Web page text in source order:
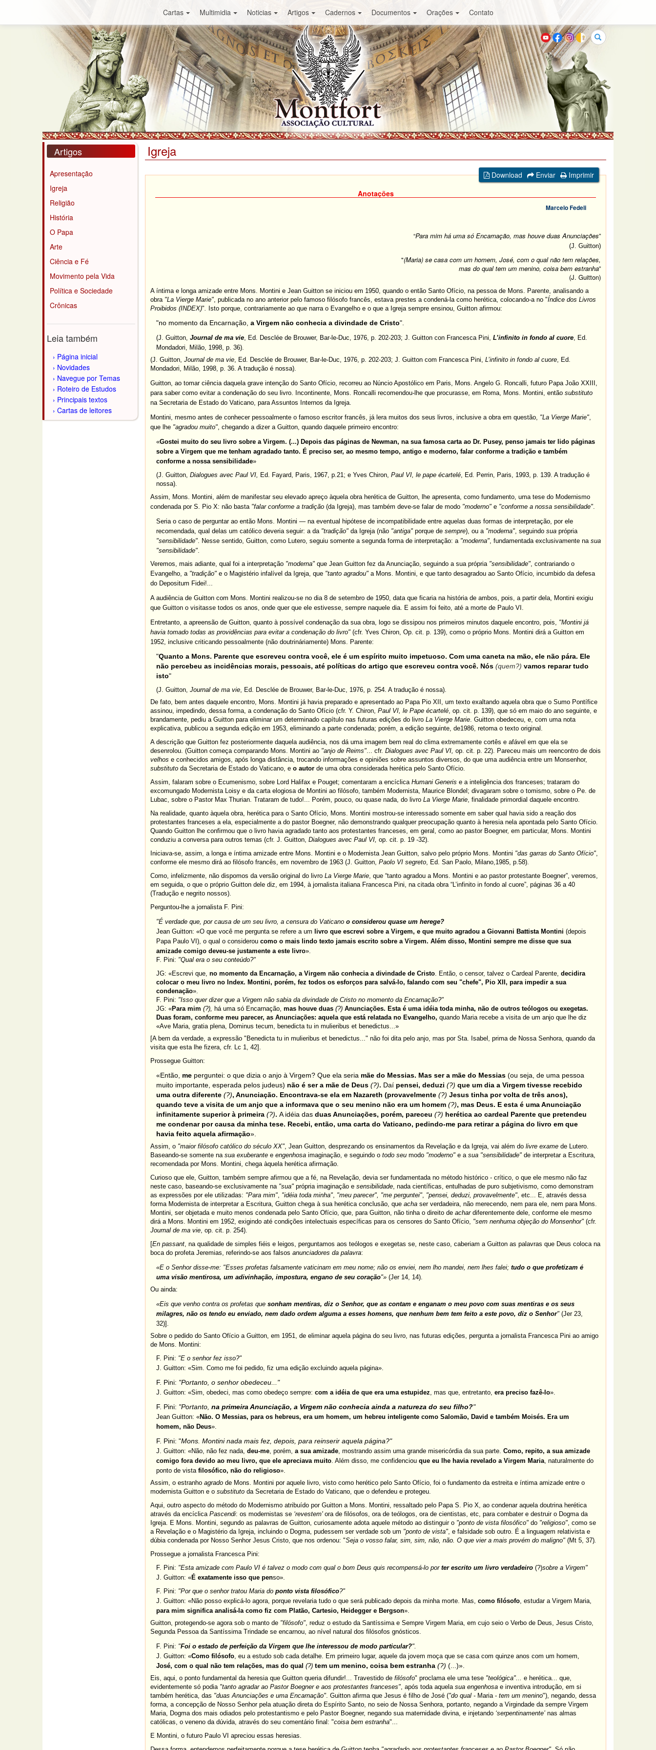
Cartas Multimidia Noticias Artigos Cadernos Documentos Orações Contato
Buscar
Artigos
Apresentação
Igreja
Religião
História
O Papa
Arte
Ciência e Fé
Movimento pela Vida
Política e Sociedade
Crônicas
Leia também
Página inicial
Novidades
Navegue por Temas
Roteiro de Estudos
Principais textos
Cartas de leitores
Igreja
Download Enviar
Imprimir
Anotações
Marcelo Fedeli
“Para mim há uma só Encarnação, mas houve duas Anunciações”
(J. Guitton)
"(Maria) se casa com um homem, José, com o qual não tem relações,
mas do qual tem um menino, coisa bem estranha”
(J. Guitton)
A íntima e longa amizade entre Mons. Montini e Jean Guitton se iniciou em 1950, quando o então Santo Ofício, na pessoa de Mons. Parente, analisando a
obra "La Vierge Marie", publicada no ano anterior pelo famoso filósofo francês, estava prestes a condená-la como herética, colocando-a no "Índice dos Livros
Proibidos (INDEX)". Isto porque, contrariamente ao que narra o Evangelho e o que a Igreja sempre ensinou, Guitton afirmou:
"no momento da Encarnação, a Virgem não conhecia a divindade de Cristo".
(J. Guitton, Journal de ma vie, Ed. Desclée de Brouwer, Bar-le-Duc, 1976, p. 202-203; J. Guitton con Francesca Pini, L’infinito in fondo al cuore, Ed.
Mondadori, Milão, 1998, p. 36).
(J. Guitton, Journal de ma vie, Ed. Desclée de Brouwer, Bar-le-Duc, 1976, p. 202-203; J. Guitton com Francesca Pini, L’infinito in fondo al cuore, Ed.
Mondadori, Milão, 1998, p. 36. A tradução é nossa).
Guitton, ao tomar ciência daquela grave intenção do Santo Ofício, recorreu ao Núncio Apostólico em Paris, Mons. Angelo G. Roncalli, futuro Papa João XXIII,
para saber como evitar a condenação do seu livro. Incontinente, Mons. Roncalli recomendou-lhe que procurasse, em Roma, Mons. Montini, então substituto
na Secretaria de Estado do Vaticano, para Assuntos Internos da Igreja.
Montini, mesmo antes de conhecer pessoalmente o famoso escritor francês, já lera muitos dos seus livros, inclusive a obra em questão, "La Vierge Marie",
que lhe "agradou muito", chegando a dizer a Guitton, quando daquele primeiro encontro:
«Gostei muito do seu livro sobre a Virgem. (...) Depois das páginas de Newman, na sua famosa carta ao Dr. Pusey, penso jamais ter lido páginas
sobre a Virgem que me tenham agradado tanto. É preciso ser, ao mesmo tempo, antigo e moderno, falar conforme a tradição e também
conforme a nossa sensibilidade»
(J. Guitton, Dialogues avec Paul VI, Ed. Fayard, Paris, 1967, p.21; e Yves Chiron, Paul VI, le pape écartelé, Ed. Perrin, Paris, 1993, p. 139. A tradução é
nossa).
Assim, Mons. Montini, além de manifestar seu elevado apreço àquela obra herética de Guitton, lhe apresenta, como fundamento, uma tese do Modernismo
condenada por S. Pio X: não basta"falar conforme a tradição (da Igreja), mas também deve-se falar de modo "moderno" e "conforme a nossa sensibilidade".
Seria o caso de perguntar ao então Mons. Montini — na eventual hipótese de incompatibilidade entre aquelas duas formas de interpretação, por ele
recomendada, qual delas um católico deveria seguir: a da "tradição" da Igreja (não "antiga" porque de sempre), ou a "moderna", seguindo sua própria
"sensibilidade". Nesse sentido, Guitton, como Lutero, seguiu somente a segunda forma de interpretação: a "moderna", fundamentada exclusivamente na sua
"sensibilidade".
Veremos, mais adiante, qual foi a interpretação "moderna" que Jean Guitton fez da Anunciação, seguindo a sua própria "sensibilidade", contrariando o
Evangelho, a "tradição" e o Magistério infalível da Igreja, que "tanto agradou" a Mons. Montini, e que tanto desagradou ao Santo Ofício, incumbido da defesa
do Depositum Fidei!...
A audiência de Guitton com Mons. Montini realizou-se no dia 8 de setembro de 1950, data que ficaria na história de ambos, pois, a partir dela, Montini exigiu
que Guitton o visitasse todos os anos, onde quer que ele estivesse, sempre naquele dia. E assim foi feito, até a morte de Paulo VI.
Entretanto, a apreensão de Guitton, quanto à possível condenação da sua obra, logo se dissipou nos primeiros minutos daquele encontro, pois, "Montini já
havia tomado todas as providências para evitar a condenação do livro" (cfr. Yves Chiron, Op. cit. p. 139), como o próprio Mons. Montini dirá a Guitton em
1952, inclusive criticando pessoalmente (não doutrináriamente) Mons. Parente:
"Quanto a Mons. Parente que escreveu contra você, ele é um espírito muito impetuoso. Com uma caneta na mão, ele não pára. Ele
não percebeu as incidências morais, pessoais, até políticas do artigo que escreveu contra você. Nós (quem?) vamos reparar tudo
isto"
(J. Guitton, Journal de ma vie, Ed. Desclée de Brouwer, Bar-le-Duc, 1976, p. 254. A tradução é nossa).
De fato, bem antes daquele encontro, Mons. Montini já havia preparado e apresentado ao Papa Pio XII, um texto exaltando aquela obra que o Sumo Pontífice
assinou, impedindo, dessa forma, a condenação do Santo Ofício (cfr. Y. Chiron, Paul VI, le Pape écartelé, op. cit. p. 139), que só em maio do ano seguinte, e
brandamente, pediu a Guitton para eliminar um determinado capítulo nas futuras edições do livro La Vierge Marie. Guitton obedeceu, e, com uma nota
explicativa, publicou a segunda edição em 1953, eliminando a parte condenada; porém, a edição seguinte, de1986, retoma o texto original.
A descrição que Guitton fez posteriormente daquela audiência, nos dá uma imagem bem real do clima extremamente cortês e afável em que ela se
desenrolou. (Guitton começa comparando Mons. Montini ao "anjo de Reims"... cfr. Dialogues avec Paul VI, op. cit. p. 22). Pareceu mais um reencontro de dois
velhos e conhecidos amigos, após longa distância, trocando informações e opiniões sobre assuntos diversos, do que uma audiência entre um Monsenhor,
substituto da Secretaria de Estado do Vaticano, e o autor de uma obra considerada herética pelo Santo Ofício.
Assim, falaram sobre o Ecumenismo, sobre Lord Halifax e Pouget; comentaram a encíclica Humani Generis e a inteligência dos franceses; trataram do
excomungado Modernista Loisy e da carta elogiosa de Montini ao filósofo, também Modernista, Maurice Blondel; divagaram sobre o tomismo, sobre o Pe. de
Lubac, sobre o Pastor Max Thurian. Trataram de tudo!... Porém, pouco, ou quase nada, do livro La Vierge Marie, finalidade primordial daquele encontro.
Na realidade, quanto àquela obra, herética para o Santo Ofício, Mons. Montini mostrou-se interessado somente em saber qual havia sido a reação dos
protestantes franceses a ela, especialmente a do pastor Boegner, não demonstrando qualquer preocupação quanto à heresia nela apontada pelo Santo Ofício.
Quando Guitton lhe confirmou que o livro havia agradado tanto aos protestantes franceses, em geral, como ao pastor Boegner, em particular, Mons. Montini
conduziu a conversa para outros temas (cfr. J. Guitton, Dialogues avec Paul VI, op. cit. p. 19 -32).
Iniciava-se, assim, a longa e íntima amizade entre Mons. Montini e o Modernista Jean Guitton, salvo pelo próprio Mons. Montini "das garras do Santo Ofício",
conforme ele mesmo dirá ao filósofo francês, em novembro de 1963 (J. Guitton, Paolo VI segreto, Ed. San Paolo, Milano,1985, p.58).
Como, infelizmente, não dispomos da versão original do livro La Vierge Marie, que “tanto agradou a Mons. Montini e ao pastor protestante Boegner”, veremos,
em seguida, o que o próprio Guitton dele diz, em 1994, à jornalista italiana Francesca Pini, na citada obra “L’infinito in fondo al cuore”, páginas 36 a 40
(Tradução e negrito nossos).
Perguntou-lhe a jornalista F. Pini:
"É verdade que, por causa de um seu livro, a censura do Vaticano o considerou quase um herege?
Jean Guitton: «O que você me pergunta se refere a um livro que escrevi sobre a Virgem, e que muito agradou a Giovanni Battista Montini (depois
Papa Paulo VI), o qual o considerou como o mais lindo texto jamais escrito sobre a Virgem. Além disso, Montini sempre me disse que sua
amizade comigo deveu-se justamente a este livro».
F. Pini: "Qual era o seu conteúdo?"
JG: «Escrevi que, no momento da Encarnação, a Virgem não conhecia a divindade de Cristo. Então, o censor, talvez o Cardeal Parente, decidira
colocar o meu livro no Index. Montini, porém, fez todos os esforços para salvá-lo, falando com seu "chefe", Pio XII, para impedir a sua
condenação».
F. Pini: "Isso quer dizer que a Virgem não sabia da divindade de Cristo no momento da Encarnação?"
JG: «Para mim (?), há uma só Encarnação, mas houve duas (?) Anunciações. Esta é uma idéia toda minha, não de outros teólogos ou exegetas.
Duas foram, conforme meu parecer, as Anunciações: aquela que está relatada no Evangelho, quando Maria recebe a visita de um anjo que lhe diz
«Ave Maria, gratia plena, Dominus tecum, benedicta tu in mulieribus et benedictus...»
[A bem da verdade, a expressão "Benedicta tu in mulieribus et benedictus..." não foi dita pelo anjo, mas por Sta. Isabel, prima de Nossa Senhora, quando da
visita que esta lhe fizera, cfr. Lc 1, 42].
Prossegue Guitton:
«Então, me perguntei: o que dizia o anjo à Virgem? Que ela seria mãe do Messias. Mas ser a mãe do Messias (ou seja, de uma pessoa
muito importante, esperada pelos judeus) não é ser a mãe de Deus (?). Daí pensei, deduzi (?) que um dia a Virgem tivesse recebido
uma outra diferente (?), Anunciação. Encontrava-se ela em Nazareth (provavelmente (?) Jesus tinha por volta de três anos),
quando teve a visita de um anjo que a informava que o seu menino não era um homem (?), mas Deus. E esta é uma Anunciação
infinitamente superior à primeira (?). A idéia das duas Anunciações, porém, pareceu (?) herética ao cardeal Parente que pretendeu
me condenar por causa da minha tese. Recebi, então, uma carta do Vaticano, pedindo-me para retirar a página do livro em que
havia feito aquela afirmação».
Assim, o "maior filósofo católico do século XX", Jean Guitton, desprezando os ensinamentos da Revelação e da Igreja, vai além do livre exame de Lutero.
Baseando-se somente na sua exuberante e engenhosa imaginação, e seguindo o todo seu modo "moderno" e a sua "sensibilidade" de interpretar a Escritura,
recomendada por Mons. Montini, chega àquela herética afirmação.
Curioso que ele, Guitton, também sempre afirmou que a fé, na Revelação, devia ser fundamentada no método histórico - crítico, o que ele mesmo não faz
neste caso, baseando-se exclusivamente na "sua" própria imaginação e sensibilidade, nada científicas, entulhadas de puro subjetivismo, como demonstram
as expressões por ele utilizadas: "Para mim", "idéia toda minha", "meu parecer", "me perguntei", "pensei, deduzi, provavelmente", etc... E, através dessa
forma Modernista de interpretar a Escritura, Guitton chega à sua herética conclusão, que acha ser verdadeira, não merecendo, nem para ele, nem para Mons.
Montini, ser objetada e muito menos condenada pelo Santo Ofício, que, para Guitton, não tinha o direito de achar diferentemente dele, conforme ele mesmo
dirá a Mons. Montini em 1952, exigindo até condições intelectuais específicas para os censores do Santo Ofício, "sem nenhuma objeção do Monsenhor" (cfr.
Journal de ma vie, op. cit. p. 254).
[En passant, na qualidade de simples fiéis e leigos, perguntamos aos teólogos e exegetas se, neste caso, caberiam a Guitton as palavras que Deus coloca na
boca do profeta Jeremias, referindo-se aos falsos anunciadores da palavra:
«E o Senhor disse-me: "Esses profetas falsamente vaticinam em meu nome; não os enviei, nem lho mandei, nem lhes falei; tudo o que profetizam é
uma visão mentirosa, um adivinhação, impostura, engano de seu coração"» (Jer 14, 14).
Ou ainda:
«Eis que venho contra os profetas que sonham mentiras, diz o Senhor, que as contam e enganam o meu povo com suas mentiras e os seus
milagres, não os tendo eu enviado, nem dado ordem alguma a esses homens, que nenhum bem tem feito a este povo, diz o Senhor" (Jer 23,
32)].
Sobre o pedido do Santo Ofício a Guitton, em 1951, de eliminar aquela página do seu livro, nas futuras edições, pergunta a jornalista Francesca Pini ao amigo
de Mons. Montini:
F. Pini: "E o senhor fez isso?"
J. Guitton: «Sim. Como me foi pedido, fiz uma edição excluindo aquela página».
F. Pini: "Portanto, o senhor obedeceu..."
J. Guitton: «Sim, obedeci, mas como obedeço sempre: com a idéia de que era uma estupidez, mas que, entretanto, era preciso fazê-lo».
F. Pini: "Portanto, na primeira Anunciação, a Virgem não conhecia ainda a natureza do seu filho?"
Jean Guitton: «Não. O Messias, para os hebreus, era um homem, um hebreu inteligente como Salomão, David e também Moisés. Era um
homem, não Deus».
F. Pini: "Mons. Montini nada mais fez, depois, para reinserir aquela página?"
J. Guitton: «Não, não fez nada, deu-me, porém, a sua amizade, mostrando assim uma grande misericórdia da sua parte. Como, repito, a sua amizade
comigo fora devido ao meu livro, que ele apreciava muito. Além disso, me confidenciou que eu lhe havia revelado a Virgem Maria, naturalmente do
ponto de vista filosófico, não do religioso».
Assim, o estranho agrado de Mons. Montini por aquele livro, visto como herético pelo Santo Ofício, foi o fundamento da estreita e íntima amizade entre o
modernista Guitton e o substituto da Secretaria de Estado do Vaticano, que o defendeu e protegeu.
Aqui, outro aspecto do método do Modernismo atribuído por Guitton a Mons. Montini, ressaltado pelo Papa S. Pio X, ao condenar aquela doutrina herética
através da encíclica Pascendi: os modernistas se ‘revestem' ora de filósofos, ora de teólogos, ora de cientistas, etc, para combater e destruir o Dogma da
Igreja. E Mons. Montini, segundo as palavras de Guitton, curiosamente adota aquele método ao distinguir o "ponto de vista filosófico" do "religioso", como se
a Revelação e o Magistério da Igreja, incluindo o Dogma, pudessem ser verdade sob um "ponto de vista", e falsidade sob outro. É a linguagem relativista e
dúbia condenada por Nosso Senhor Jesus Cristo, que nos ordenou: "Seja o vosso falar, sim, sim, não, não. O que vier a mais provém do maligno" (Mt 5, 37).
Prossegue a jornalista Francesca Pini:
F. Pini: "Esta amizade com Paulo VI é talvez o modo com qual o bom Deus quis recompensá-lo por ter escrito um livro verdadeiro (?)sobre a Virgem"
J. Guitton: «É exatamente isso que penso».
F. Pini: "Por que o senhor tratou Maria do ponto vista filosófico?"
J. Guitton: «Não posso explicá-lo agora, porque revelaria tudo o que será publicado depois da minha morte. Mas, como filósofo, estudar a Virgem Maria,
para mim significa analisá-la como fiz com Platão, Cartesio, Heidegger e Bergson».
Guitton, protegendo-se agora sob o manto de "filósofo", reduz o estudo da Santíssima e Sempre Virgem Maria, em cujo seio o Verbo de Deus, Jesus Cristo,
Segunda Pessoa da Santíssima Trindade se encarnou, ao nível natural dos filósofos gnósticos.
F. Pini: "Foi o estado de perfeição da Virgem que lhe interessou de modo particular?".
J. Guitton: «Como filósofo, eu a estudo sob cada detalhe. Em primeiro lugar, aquele da jovem moça que se casa com quinze anos com um homem,
José, com o qual não tem relações, mas do qual (?) tem um menino, coisa bem estranha (?) (...)».
Eis, aqui, o ponto fundamental da heresia que Guitton queria difundir!... Travestido de filósofo" proclama ele uma tese "teológica"... e herética... que,
evidentemente só podia "tanto agradar ao Pastor Boegner e aos protestantes franceses", após toda aquela sua engenhosa e inventiva introdução, em si
também herética, das "duas Anunciações e uma Encarnação". Guitton afirma que Jesus é filho de José ("do qual - Maria - tem um menino"), negando, dessa
forma, a concepção de Nosso Senhor pela atuação direta do Espírito Santo, no seio de Nossa Senhora, portanto, negando a Virgindade da sempre Virgem
Maria, Dogma dos mais odiados pelo protestantismo e pelo Pastor Boegner, negando sua maternidade divina, e injetando ‘serpentinamente’ nas almas
católicas, o veneno da dúvida, através do seu comentário final: "coisa bem estranha"...
E Montini, o futuro Paulo VI apreciou essas heresias.